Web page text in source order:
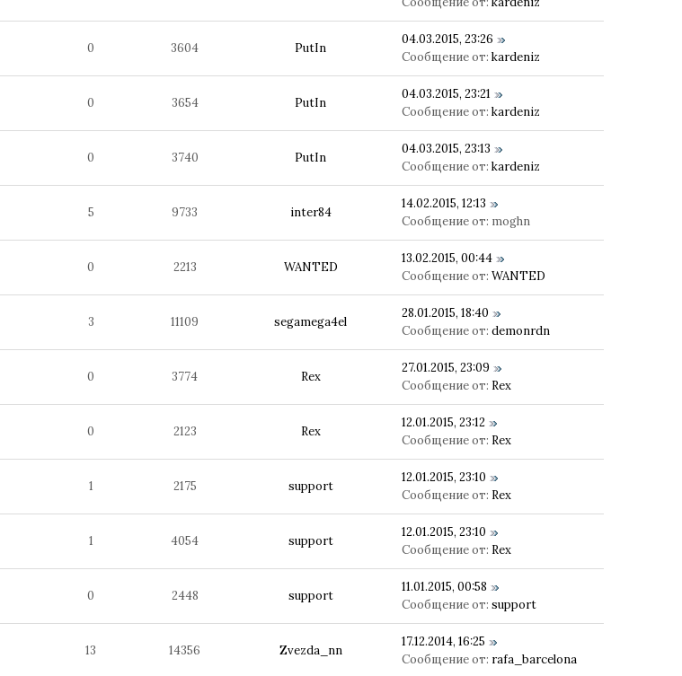
0 3604 PutIn
04.03.2015, 23:26
Сообщение от: kardeniz
0 3654 PutIn
04.03.2015, 23:21
Сообщение от: kardeniz
0 3740 PutIn
04.03.2015, 23:13
Сообщение от: kardeniz
5 9733 inter84
14.02.2015, 12:13
Сообщение от: moghn
0 2213 WANTED
13.02.2015, 00:44
Сообщение от: WANTED
3 11109 segamega4el
28.01.2015, 18:40
Сообщение от: demonrdn
0 3774 Rex
27.01.2015, 23:09
Сообщение от: Rex
0 2123 Rex
12.01.2015, 23:12
Сообщение от: Rex
1 2175 support
12.01.2015, 23:10
Сообщение от: Rex
1 4054 support
12.01.2015, 23:10
Сообщение от: Rex
0 2448 support
11.01.2015, 00:58
Сообщение от: support
13 14356 Zvezda_nn
17.12.2014, 16:25
Сообщение от: rafa_barcelona